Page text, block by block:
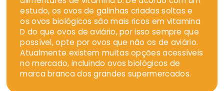
estudo, os ovos de galinhas criadas soltas e
os ovos biológicos são mais ricos em vitamina
D do que ovos de aviário, por isso sempre que
possível, opte por ovos que não os de aviário.
Atualmente existem muitas opções acessíveis
no mercado, incluindo ovos biológicos de
marca branca dos grandes supermercados.